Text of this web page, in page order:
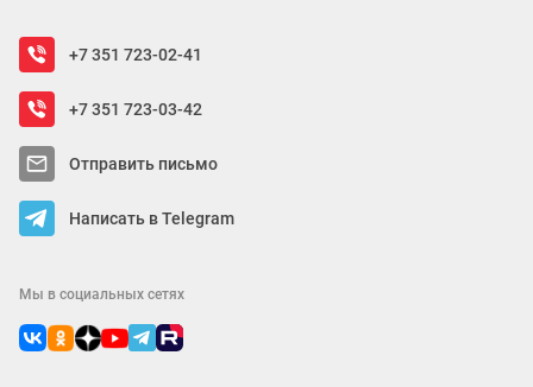
+7 351 723-02-41
+7 351 723-03-42
Отправить письмо
Написать в Telegram
Мы в социальных сетях